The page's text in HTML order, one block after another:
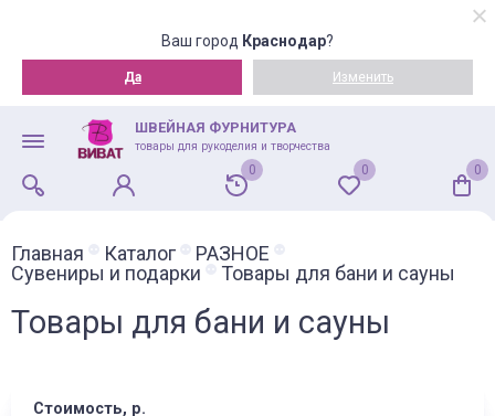
Ваш город Краснодар?
Да Изменить
ШВЕЙНАЯ ФУРНИТУРА
товары для рукоделия и творчества
0 0 0
Главная Каталог
РАЗНОЕ
Сувениры и подарки
Товары для бани и сауны
Товары для бани и сауны
Стоимость, р.